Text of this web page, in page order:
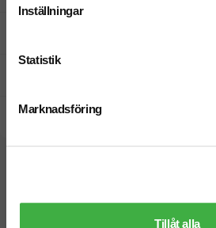
Inställningar
Statistik
Marknadsföring
Tillåt alla
Snabb leverans